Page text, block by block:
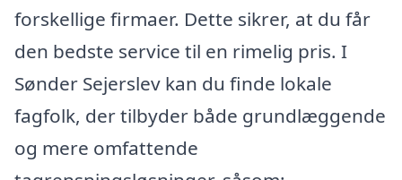
forskellige firmaer. Dette sikrer, at du får
den bedste service til en rimelig pris. I
Sønder Sejerslev kan du finde lokale
fagfolk, der tilbyder både grundlæggende
og mere omfattende